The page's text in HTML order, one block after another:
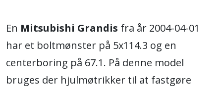
En Mitsubishi Grandis fra år 2004-04-01
har et boltmønster på 5x114.3 og en
centerboring på 67.1. På denne model
bruges der hjulmøtrikker til at fastgøre